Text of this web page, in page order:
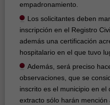
empadronamiento.
Los solicitantes deben
inscripción en el Registro
además una certificación
hospitalario en el que tuvo
Además, será preciso
observaciones, que se
inscrito es el municipio en
extracto sólo harán mención